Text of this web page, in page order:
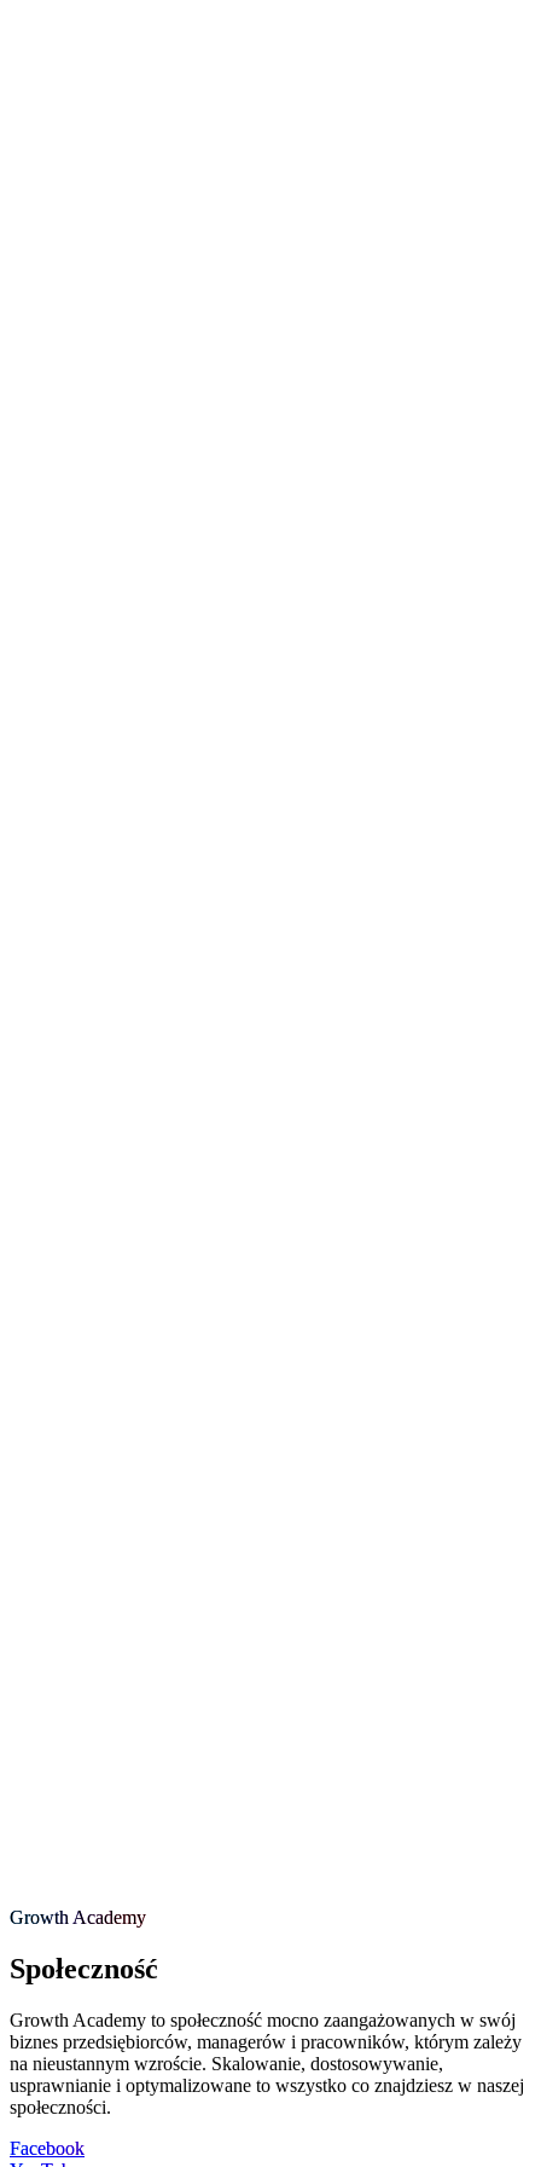
Growth Academy
Społeczność
Growth Academy to społeczność mocno zaangażowanych w swój
biznes przedsiębiorców, managerów i pracowników, którym zależy
na nieustannym wzroście. Skalowanie, dostosowywanie,
usprawnianie i optymalizowane to wszystko co znajdziesz w naszej
społeczności.
Facebook